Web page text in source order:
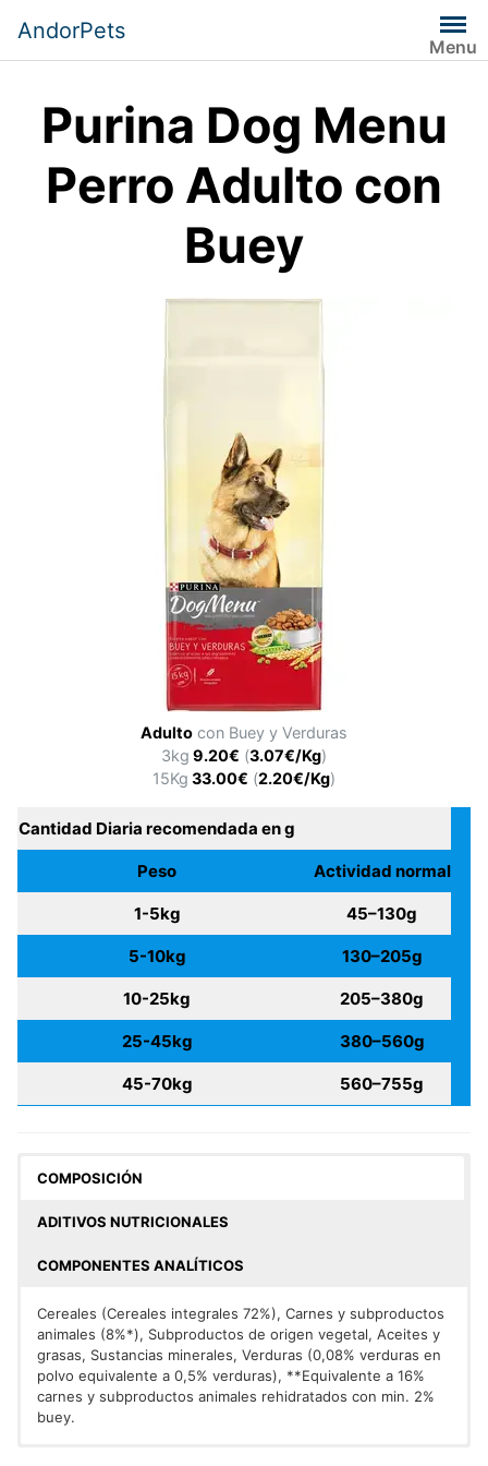
contenido
AndorPets
Menu
Purina Dog Menu
Perro Adulto con
Buey
Adulto con Buey y Verduras
3kg 9.20€ (3.07€/Kg)
15Kg 33.00€ (2.20€/Kg)
Cantidad Diaria recomendada en g
Peso Actividad normal
1-5kg 45–130g
5-10kg 130–205g
10-25kg 205–380g
25-45kg 380–560g
45-70kg 560–755g
COMPOSICIÓN
ADITIVOS NUTRICIONALES
COMPONENTES ANALÍTICOS
Cereales (Cereales integrales 72%), Carnes y subproductos
animales (8%*), Subproductos de origen vegetal, Aceites y
grasas, Sustancias minerales, Verduras (0,08% verduras en
polvo equivalente a 0,5% verduras), **Equivalente a 16%
carnes y subproductos animales rehidratados con min. 2%
buey.